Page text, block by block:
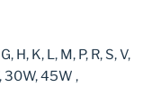
H, K, L, M, P, R, S, V,
30W, 45W ,